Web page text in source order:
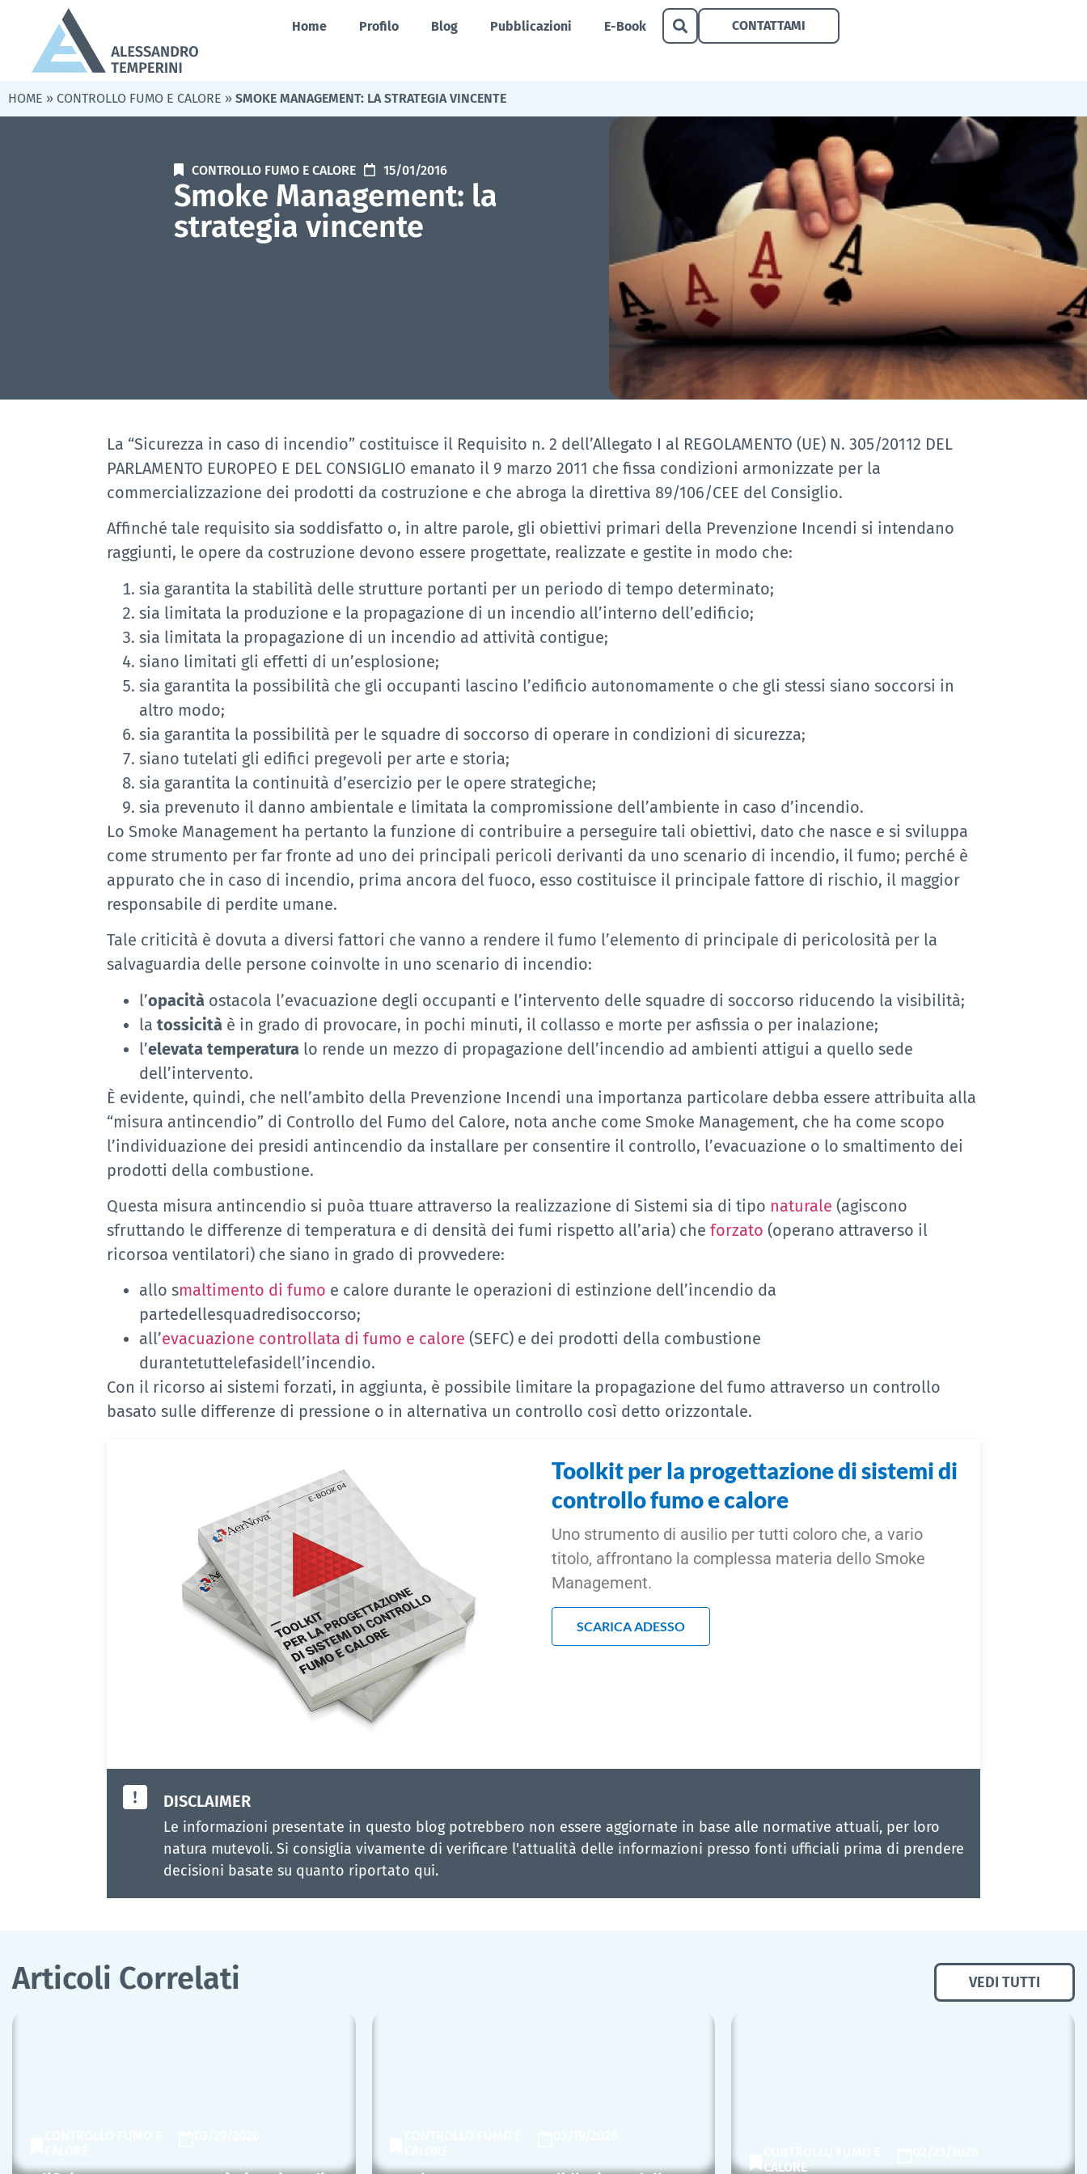
Home Profilo Blog Pubblicazioni E-Book CONTATTAMI
HOME » CONTROLLO FUMO E CALORE » SMOKE MANAGEMENT: LA STRATEGIA VINCENTE
CONTROLLO FUMO E CALORE 15/01/2016
Smoke Management: la
strategia vincente
La “Sicurezza in caso di incendio” costituisce il Requisito n. 2 dell’Allegato I al REGOLAMENTO (UE) N. 305/20112 DEL
PARLAMENTO EUROPEO E DEL CONSIGLIO emanato il 9 marzo 2011 che fissa condizioni armonizzate per la
commercializzazione dei prodotti da costruzione e che abroga la direttiva 89/106/CEE del Consiglio.
Affinché tale requisito sia soddisfatto o, in altre parole, gli obiettivi primari della Prevenzione Incendi si intendano
raggiunti, le opere da costruzione devono essere progettate, realizzate e gestite in modo che:
sia garantita la stabilità delle strutture portanti per un periodo di tempo determinato;
sia limitata la produzione e la propagazione di un incendio all’interno dell’edificio;
sia limitata la propagazione di un incendio ad attività contigue;
siano limitati gli effetti di un’esplosione;
sia garantita la possibilità che gli occupanti lascino l’edificio autonomamente o che gli stessi siano soccorsi in
altro modo;
sia garantita la possibilità per le squadre di soccorso di operare in condizioni di sicurezza;
siano tutelati gli edifici pregevoli per arte e storia;
sia garantita la continuità d’esercizio per le opere strategiche;
sia prevenuto il danno ambientale e limitata la compromissione dell’ambiente in caso d’incendio.
Lo Smoke Management ha pertanto la funzione di contribuire a perseguire tali obiettivi, dato che nasce e si sviluppa
come strumento per far fronte ad uno dei principali pericoli derivanti da uno scenario di incendio, il fumo; perché è
appurato che in caso di incendio, prima ancora del fuoco, esso costituisce il principale fattore di rischio, il maggior
responsabile di perdite umane.
Tale criticità è dovuta a diversi fattori che vanno a rendere il fumo l’elemento di principale di pericolosità per la
salvaguardia delle persone coinvolte in uno scenario di incendio:
l’opacità ostacola l’evacuazione degli occupanti e l’intervento delle squadre di soccorso riducendo la visibilità;
la tossicità è in grado di provocare, in pochi minuti, il collasso e morte per asfissia o per inalazione;
l’elevata temperatura lo rende un mezzo di propagazione dell’incendio ad ambienti attigui a quello sede
dell’intervento.
È evidente, quindi, che nell’ambito della Prevenzione Incendi una importanza particolare debba essere attribuita alla
“misura antincendio” di Controllo del Fumo del Calore, nota anche come Smoke Management, che ha come scopo
l’individuazione dei presidi antincendio da installare per consentire il controllo, l’evacuazione o lo smaltimento dei
prodotti della combustione.
Questa misura antincendio si puòa ttuare attraverso la realizzazione di Sistemi sia di tipo naturale (agiscono
sfruttando le differenze di temperatura e di densità dei fumi rispetto all’aria) che forzato (operano attraverso il
ricorsoa ventilatori) che siano in grado di provvedere:
allo smaltimento di fumo e calore durante le operazioni di estinzione dell’incendio da
partedellesquadredisoccorso;
all’evacuazione controllata di fumo e calore (SEFC) e dei prodotti della combustione
durantetuttelefasidell’incendio.
Con il ricorso ai sistemi forzati, in aggiunta, è possibile limitare la propagazione del fumo attraverso un controllo
basato sulle differenze di pressione o in alternativa un controllo così detto orizzontale.
Toolkit per la progettazione di sistemi di
controllo fumo e calore
Uno strumento di ausilio per tutti coloro che, a vario
titolo, affrontano la complessa materia dello Smoke
Management.
SCARICA ADESSO
DISCLAIMER
Le informazioni presentate in questo blog potrebbero non essere aggiornate in base alle normative attuali, per loro
natura mutevoli. Si consiglia vivamente di verificare l'attualità delle informazioni presso fonti ufficiali prima di prendere
decisioni basate su quanto riportato qui.
Articoli Correlati VEDI TUTTI
CALORE